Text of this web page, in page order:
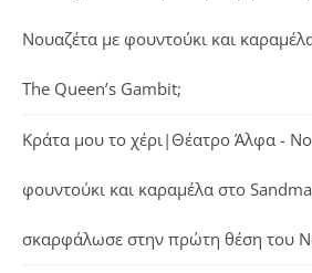
Νουαζέτα με φουντούκι και
The Queen’s Gambit;
Κράτα μου το χέρι|Θέατρο Άλφα -
φουντούκι και καραμέλα στο
σκαρφάλωσε στην πρώτη θέση του